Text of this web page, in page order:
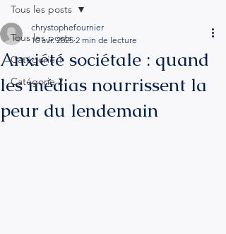
Tous les posts
Catégorie 1
Catégorie 2
Tous les posts
Anxiété sociétale : quand
les médias nourrissent la
peur du lendemain
chrystophefournier
10 avr. 2025 2 min de lecture